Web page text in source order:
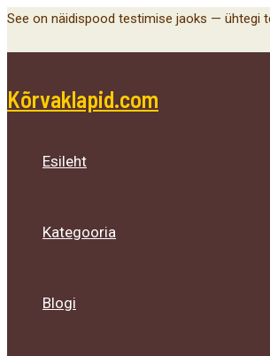
Skip
See on näidispood testimise jaoks — ühtegi
Kõrvaklapid.com
Esileht
Kategooria
Blogi
Menu
Toggle
Menu
Toggle
Menu
Toggle
Main
Menu